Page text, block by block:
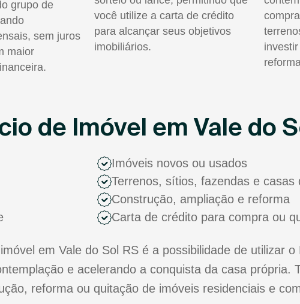
grupo de
sem juros
maior
você utilize a carta de crédito
para alcançar seus objetivos
imobiliários.
de Imóvel em Vale do
Imóveis novos ou usados
Terrenos, sítios, fazendas e casas
Construção, ampliação e reforma
Carta de crédito para compra ou
em Vale do Sol RS é a possibilidade de utilizar
e acelerando a conquista da casa própria.
reforma ou quitação de imóveis residenciais e